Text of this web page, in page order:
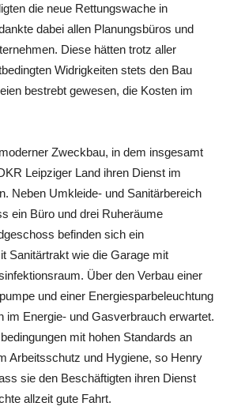
die neue Rettungswache in
dabei allen Planungsbüros und
Diese hätten trotz aller
Widrigkeiten stets den Bau
bestrebt gewesen, die Kosten im
Zweckbau, in dem insgesamt
Leipziger Land ihren Dienst im
Neben Umkleide- und Sanitärbereich
ein Büro und drei Ruheräume
befinden sich ein
Sanitärtrakt wie die Garage mit
Über den Verbau einer
und einer Energiesparbeleuchtung
im Energie- und Gasverbrauch erwartet.
mit hohen Standards an
Arbeitsschutz und Hygiene, so Henry
sie den Beschäftigten ihren Dienst
allzeit gute Fahrt.